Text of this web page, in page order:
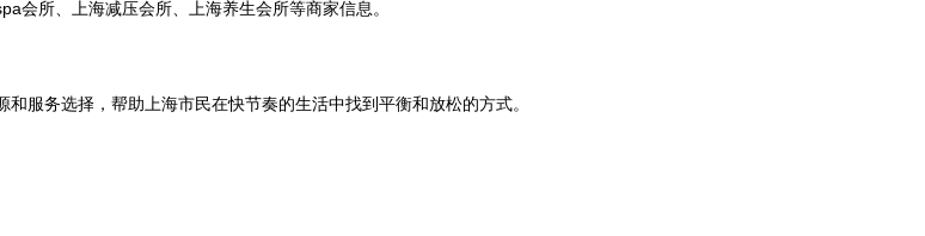
会所、 上海减压会所、 上海养生会所等商家信息。
和服务选择，帮助 上海市民在快节奏的生活中找到平衡和放松的方式。